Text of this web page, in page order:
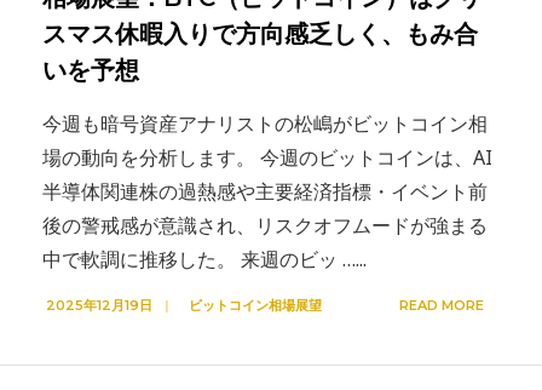
スマス休暇入りで方向感乏しく、もみ合
いを予想
今週も暗号資産アナリストの松嶋がビットコイン相
場の動向を分析します。 今週のビットコインは、AI
半導体関連株の過熱感や主要経済指標・イベント前
後の警戒感が意識され、リスクオフムードが強まる
中で軟調に推移した。 来週のビッ …...
2025年12月19日 | ビットコイン相場展望 READ MORE